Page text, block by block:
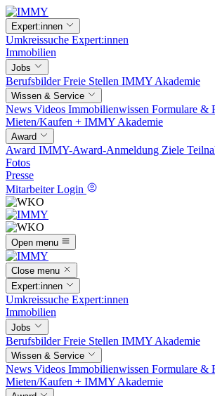
Expert:innen
Umkreissuche Expert:innen
Immobilien
Jobs
BerufsbilderFreie Stellen IMMY Akademie
Wissen & Service
News Videos Immobilienwissen Formulare &
Mieten/Kaufen + IMMY Akademie
Award
Award IMMY-Award-Anmeldung Ziele
Fotos
Presse
Mitarbeiter Login
Open menu
Close menu
Expert:innen
Umkreissuche Expert:innen
Immobilien
Jobs
BerufsbilderFreie Stellen IMMY Akademie
Wissen & Service
News Videos Immobilienwissen Formulare &
Mieten/Kaufen + IMMY Akademie